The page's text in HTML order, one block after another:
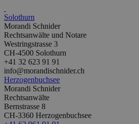
Solothurn
Morandi Schnider
Rechtsanwälte und Notare
Westringstrasse 3
CH-4500 Solothurn
+41 32 623 91 91
info@morandischnider.ch
Herzogenbuchsee
Morandi Schnider
Rechtsanwälte
Bernstrasse 8
CH-3360 Herzogenbuchsee